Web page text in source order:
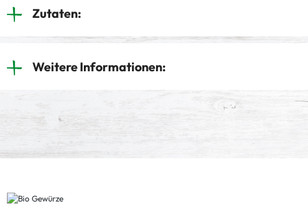
Zutaten:
Weitere Informationen: